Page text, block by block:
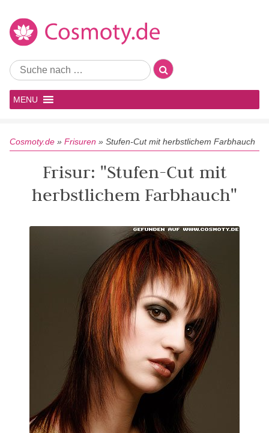
MENU
Cosmoty.de » Frisuren » Stufen-Cut mit herbstlichem Farbhauch
Frisur: "Stufen-Cut mit
herbstlichem Farbhauch"